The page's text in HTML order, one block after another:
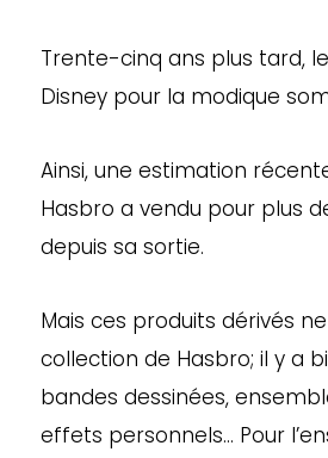
Trente-cinq ans plus tard,
Disney pour la modique
Ainsi, une estimation
Hasbro a vendu pour plus
depuis sa sortie.
Mais ces produits dérivés
collection de Hasbro; il y a
bandes dessinées,
effets personnels… Pour